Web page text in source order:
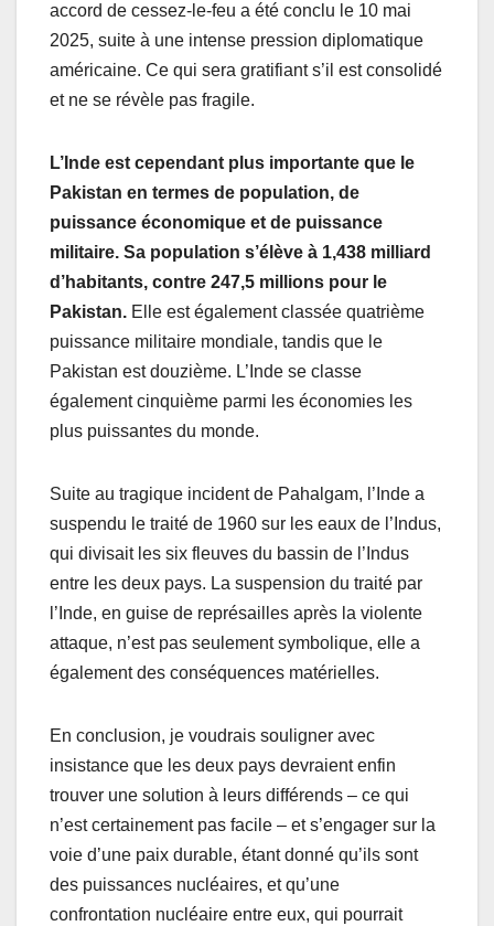
accord de cessez-le-feu a été conclu le 10 mai
2025, suite à une intense pression diplomatique
américaine. Ce qui sera gratifiant s’il est consolidé
et ne se révèle pas fragile.
L’Inde est cependant plus importante que le
Pakistan en termes de population, de
puissance économique et de puissance
militaire. Sa population s’élève à 1,438 milliard
d’habitants, contre 247,5 millions pour le
Pakistan. Elle est également classée quatrième
puissance militaire mondiale, tandis que le
Pakistan est douzième. L’Inde se classe
également cinquième parmi les économies les
plus puissantes du monde.
Suite au tragique incident de Pahalgam, l’Inde a
suspendu le traité de 1960 sur les eaux de l’Indus,
qui divisait les six fleuves du bassin de l’Indus
entre les deux pays. La suspension du traité par
l’Inde, en guise de représailles après la violente
attaque, n’est pas seulement symbolique, elle a
également des conséquences matérielles.
En conclusion, je voudrais souligner avec
insistance que les deux pays devraient enfin
trouver une solution à leurs différends – ce qui
n’est certainement pas facile – et s’engager sur la
voie d’une paix durable, étant donné qu’ils sont
des puissances nucléaires, et qu’une
confrontation nucléaire entre eux, qui pourrait